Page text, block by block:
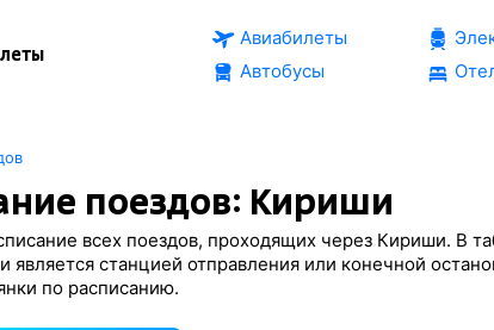
Авиабилеты
Автобусы
поездов: Кириши
всех поездов, проходящих через Кириши. В
является станцией отправления или конечной
по расписанию.